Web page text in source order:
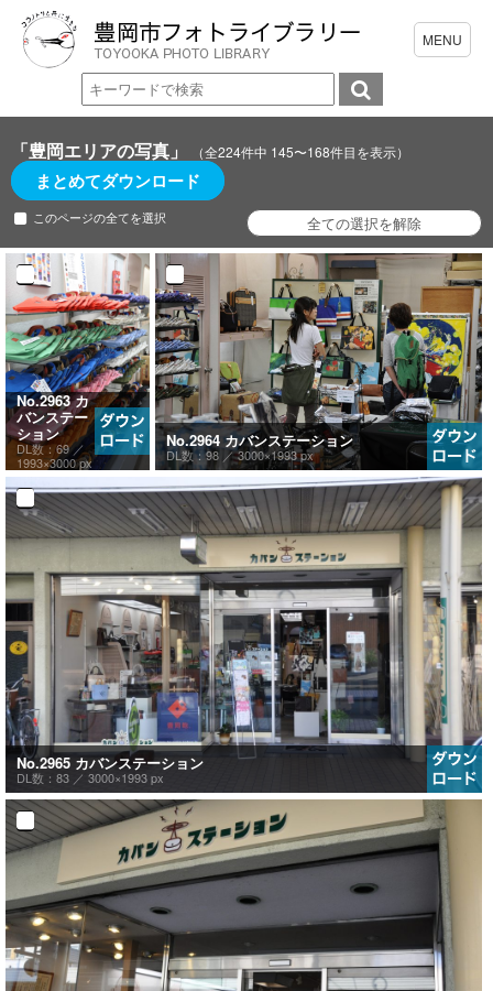
「豊岡エリアの写真」 （全224件中 145〜168件目を表示）
まとめてダウンロード
このページの全てを選択
No.2963 カ
バンステー
ション
DL数：69 ／
1993×3000 px
No.2964 カバンステーション
DL数：98 ／3000×1993 px
No.2965 カバンステーション
DL数：83 ／ 3000×1993 px